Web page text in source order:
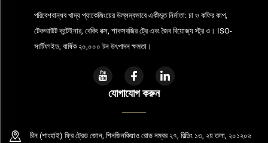
পরিবেশবান্ধব খাদ্য প্যাকেজিংয়ের উল্লম্বভাবে একীভূত নির্মাতা: চা ও কফির কাপ,
টেকআউট কন্টেইনার, বেকিং বক্স, শাকসবজির ট্রে এবং জৈব বিয়োজ্য স্ট্র ও। ISO-
সার্টিফাইড, বার্ষিক ২০,০০০ টন উৎপাদন ক্ষমতা।
যোগাযোগ করুন
চীন (শাংহাই) ফ্রি ট্রেড জোন, শিনজিনকিয়াও রোড নম্বর ২৭, বিল্ডিং ১৩, ২য় তলা, ২০১২০৬